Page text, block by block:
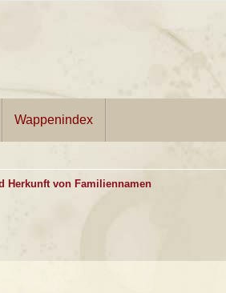
Wappenindex
Herkunft von Familiennamen